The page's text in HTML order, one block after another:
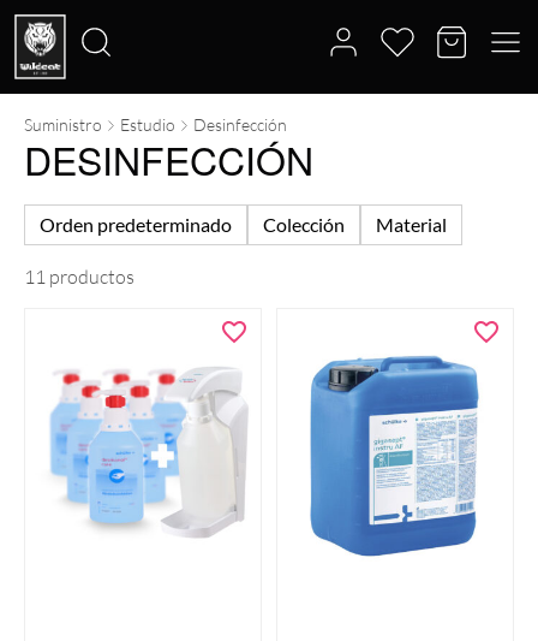
Buscar
Suministro Estudio Desinfección
DESINFECCIÓN
Orden predeterminado Colección Material
11 productos